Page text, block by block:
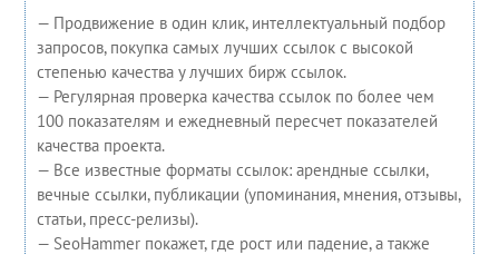
— Продвижение в один клик, интеллектуальный подбор
запросов, покупка самых лучших ссылок с высокой
степенью качества у лучших бирж ссылок.
— Регулярная проверка качества ссылок по более чем
100 показателям и ежедневный пересчет показателей
качества проекта.
— Все известные форматы ссылок: арендные ссылки,
вечные ссылки, публикации (упоминания, мнения, отзывы,
статьи, пресс-релизы).
— SeoHammer покажет, где рост или падение, а также